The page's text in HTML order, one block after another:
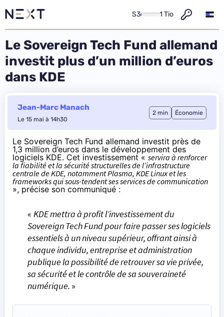
S3 1 Tio
Le Sovereign Tech Fund allemand
investit plus d’un million d’euros
dans KDE
Jean-Marc Manach
Le 15 mai à 14h30
2 min Économie
Le Sovereign Tech Fund allemand investit près de
1,3 million d’euros dans le développement des
logiciels KDE. Cet investissement « servira à renforcer
la fiabilité et la sécurité structurelles de l’infrastructure
centrale de KDE, notamment Plasma, KDE Linux et les
frameworks qui sous-tendent ses services de communication
», précise son communiqué :
« KDE mettra à profit l’investissement du
Sovereign Tech Fund pour faire passer ses logiciels
essentiels à un niveau supérieur, offrant ainsi à
chaque individu, entreprise et administration
publique la possibilité de retrouver sa vie privée,
sa sécurité et le contrôle de sa souveraineté
numérique. »